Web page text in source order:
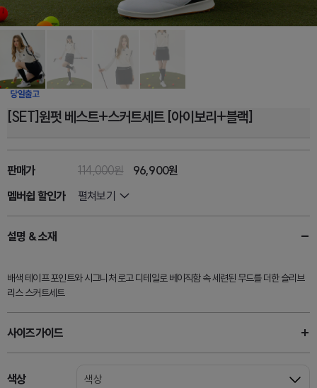
[SET]원펏 베스트+스커트세트 [아이보리+블랙]
판매가 114,000원 96,900원
멤버쉽 할인가
펼쳐보기
설명 & 소재
배색 테이프 포인트와 시그니처 로고 디테일로 베이직함 속 세련된 무드를 더한 슬리브
리스 스커트세트
사이즈가이드
색상 색상